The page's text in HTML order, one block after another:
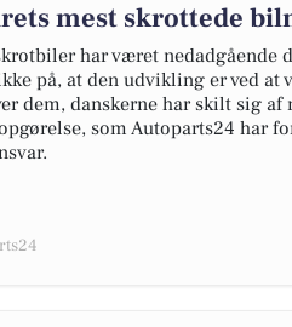
mest skrottede
har været nedadgående
på, at den udvikling er ved
dem, danskerne har skilt sig af
som Autoparts24 har